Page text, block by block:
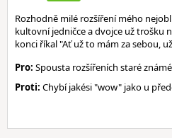
Rozhodně milé rozšíření mého
kultovní jedničce a dvojce už trošku
konci říkal "Ať už to mám za sebou,
Pro: Spousta rozšířeních staré
Proti: Chybí jakési "wow" jako u